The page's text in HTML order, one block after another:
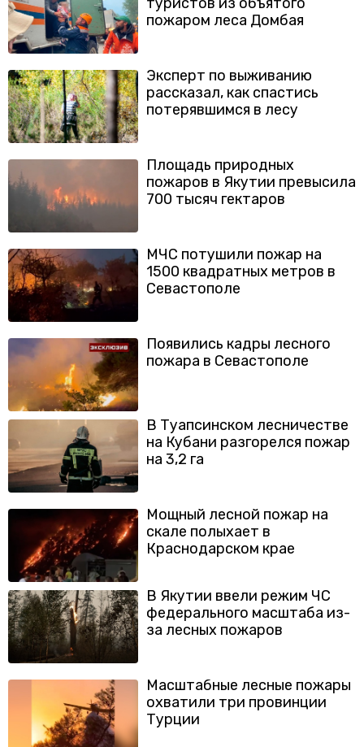
пожаром леса Домбая
Эксперт по выживанию
рассказал, как спастись
потерявшимся в лесу
Площадь природных
пожаров в Якутии превысила
700 тысяч гектаров
МЧС потушили пожар на
1500 квадратных метров в
Севастополе
Появились кадры лесного
пожара в Севастополе
В Туапсинском лесничестве
на Кубани разгорелся пожар
на 3,2 га
Мощный лесной пожар на
скале полыхает в
Краснодарском крае
В Якутии ввели режим ЧС
федерального масштаба из-
за лесных пожаров
Масштабные лесные пожары
охватили три провинции
Турции